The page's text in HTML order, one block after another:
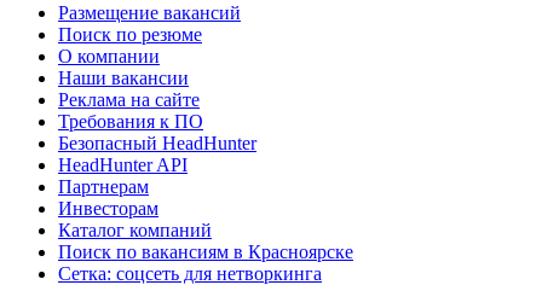
Размещение вакансий
Поиск по резюме
О компании
Наши вакансии
Реклама на сайте
Требования к ПО
Безопасный HeadHunter
HeadHunter API
Партнерам
Инвесторам
Каталог компаний
Поиск по вакансиям в Красноярске
Сетка: соцсеть для нетворкинга